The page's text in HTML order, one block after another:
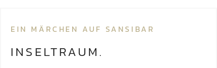
EIN MÄRCHEN AUF SANSIBAR
INSELTRAUM.